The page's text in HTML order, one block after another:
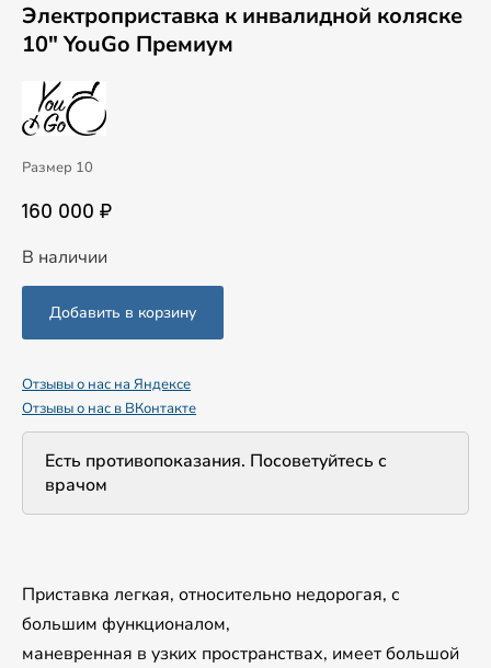
Электроприставка к инвалидной коляске
10" YouGo Премиум
Размер 10
160 000 ₽
В наличии
Отзывы о нас на Яндексе
Отзывы о нас в ВКонтакте
Есть противопоказания. Посоветуйтесь с
врачом
Приставка легкая, относительно недорогая, с
большим функционалом,
маневренная в узких пространствах, имеет большой